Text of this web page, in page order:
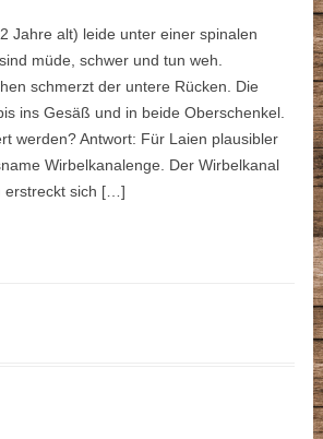
Jahre alt) leide unter einer spinalen
müde, schwer und tun weh.
schmerzt der untere Rücken. Die
ins Gesäß und in beide Oberschenkel.
werden? Antwort: Für Laien plausibler
Wirbelkanalenge. Der Wirbelkanal
erstreckt sich […]